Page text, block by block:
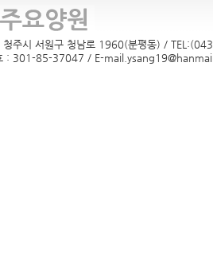
청주시 서원구 청남로 1960(분평동) /
: 301-85-37047 / E-